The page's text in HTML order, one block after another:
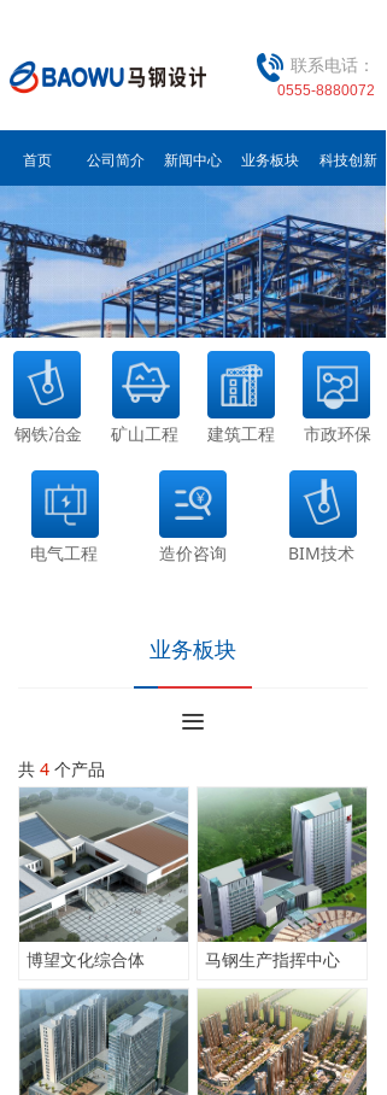
联系电话：
0555-8880072
首页 公司简介 新闻中心 业务板块 科技创新
钢铁冶金 矿山工程 建筑工程 市政环保
电气工程 造价咨询 BIM技术
끀
业务板块
共 4 个产品
博望文化综合体 马钢生产指挥中心